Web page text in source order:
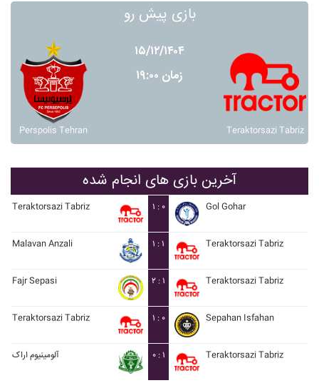
بازی پیش رو
Perspolis Tehran
۱۵/۱۲/۱۴۰۴
زمان ۱۹:۰۰
Teraktorsazi Tabriz
آخرین بازی های انجام شده
Teraktorsazi Tabriz ۱ : ۰ Gol Gohar
Malavan Anzali ۱ : ۱ Teraktorsazi Tabriz
Fajr Sepasi ۲ : ۱ Teraktorsazi Tabriz
Teraktorsazi Tabriz ۱ : ۰ Sepahan Isfahan
آلومينيوم اراک ۰ : ۱ Teraktorsazi Tabriz